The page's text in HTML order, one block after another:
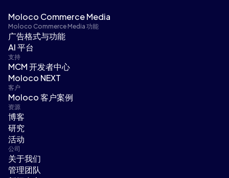
Moloco Commerce Media
Moloco Commerce Media 功能
广告格式与功能
AI 平台
支持
MCM 开发者中心
Moloco NEXT
客户
Moloco 客户案例
资源
博客
研究
活动
公司
关于我们
管理团队